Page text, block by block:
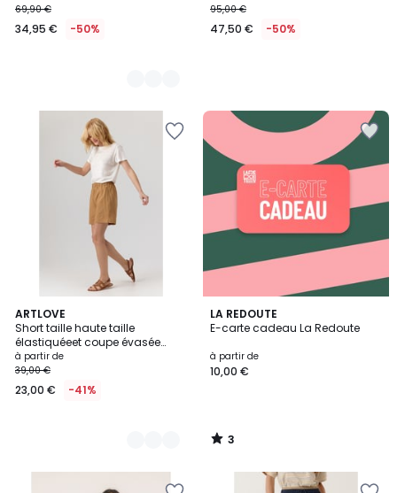
69,90 €
34,95 € -50%
95,00 €
47,50 € -50%
ARTLOVE
Short taille haute taille
élastiquéeet coupe évasée
Alexandra
à partir de
39,00 €
23,00 € -41%
4
Couleurs
LA REDOUTE
E-carte cadeau La Redoute
à partir de
10,00 €
3
/
3
/